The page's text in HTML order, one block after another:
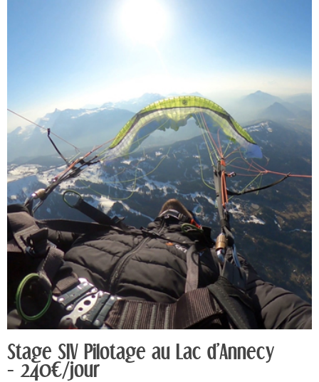
Stage SIV Pilotage au Lac d'Annecy
- 240€/jour